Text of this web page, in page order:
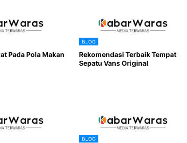
Pada Pola Makan
BLOG
Rekomendasi Terbaik Tempat
Sepatu Vans Original
BLOG